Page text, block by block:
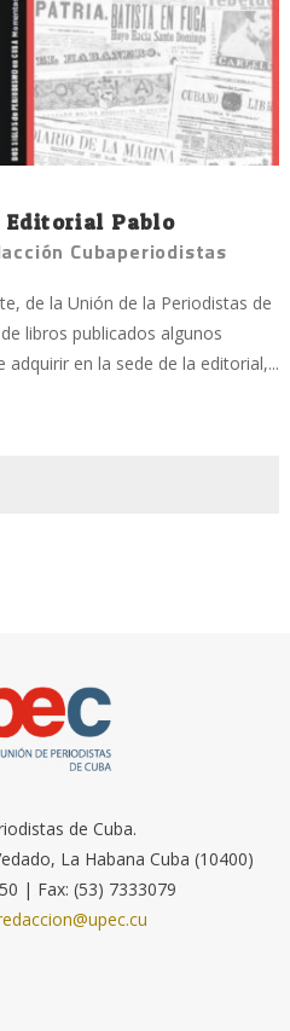
Editorial Pablo
Cubaperiodistas
de la Unión de la Periodistas de
libros publicados algunos
en la sede de la editorial,...
de Cuba.
La Habana Cuba (10400)
| Fax: (53) 7333079